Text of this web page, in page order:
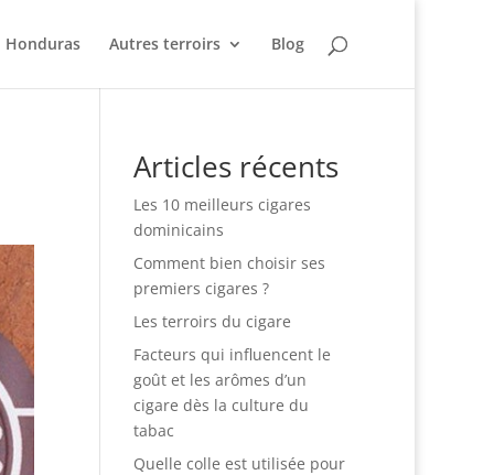
Honduras Autres terroirs Blog
Articles récents
Les 10 meilleurs cigares
dominicains
Comment bien choisir ses
premiers cigares ?
Les terroirs du cigare
Facteurs qui influencent le
goût et les arômes d’un
cigare dès la culture du
tabac
Quelle colle est utilisée pour